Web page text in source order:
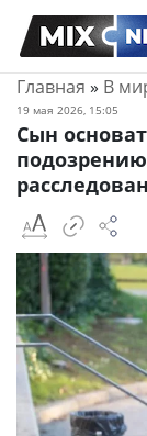
Главная » В
19 мая 2026, 15:05
Сын